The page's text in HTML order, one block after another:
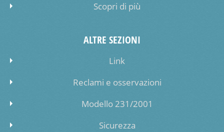
Scopri di più
ALTRE SEZIONI
Link
Reclami e osservazioni
Modello 231/2001
Sicurezza